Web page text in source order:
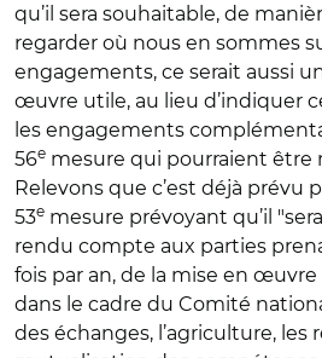
qu’il sera souhaitable, de
regarder où nous en sommes
engagements, ce serait aussi
œuvre utile, au lieu d’indiquer
les engagements
56e mesure qui pourraient être
Relevons que c’est déjà prévu
53e mesure prévoyant qu’il
rendu compte aux parties
fois par an, de la mise en
dans le cadre du Comité
des échanges, l’agriculture, les